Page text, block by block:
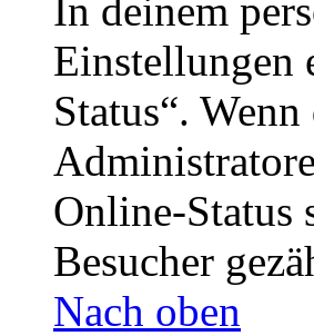
In deinem
Einstellungen
Status“.
Online-Status
Besucher
Nach oben